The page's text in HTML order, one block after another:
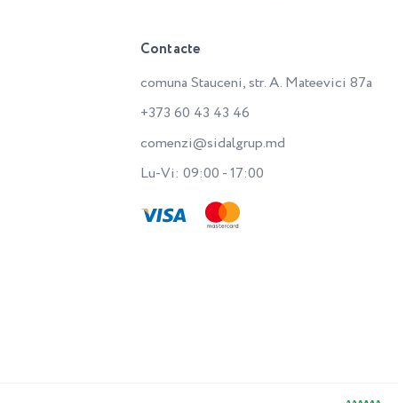
Contacte
comuna Stauceni, str. A. Mateevici 87a
+373 60 43 43 46
comenzi@sidalgrup.md
Lu-Vi: 09:00 - 17:00